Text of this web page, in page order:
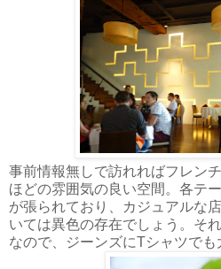
事前情報無しで訪れればフレン
ほどの雰囲気の良い空間。各テ
が張られており、カジュアルな
いては異色の存在でしょう。そ
なので、ジーンズにTシャツでも